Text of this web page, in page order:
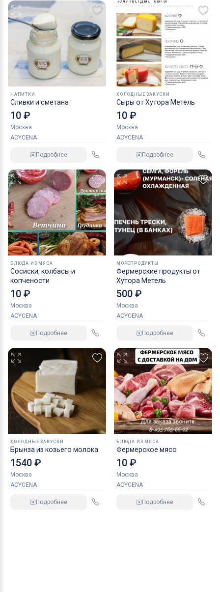
НАПИТКИ
Сливки и сметана
10 ₽
Москва
ACYCENA
Подробнее
ХОЛОДНЫЕ ЗАКУСКИ
Сыры от Хутора Метель
10 ₽
Москва
ACYCENA
Подробнее
БЛЮДА ИЗ МЯСА
Сосиски, колбасы и
копчености
10 ₽
Москва
ACYCENA
Подробнее
МОРЕПРОДУКТЫ
Фермерские продукты от
Хутора Метель
500 ₽
Москва
ACYCENA
Подробнее
ХОЛОДНЫЕ ЗАКУСКИ
Брынза из козьего молока
1540 ₽
Москва
ACYCENA
Подробнее
БЛЮДА ИЗ МЯСА
Фермерское мясо
10 ₽
Москва
ACYCENA
Подробнее